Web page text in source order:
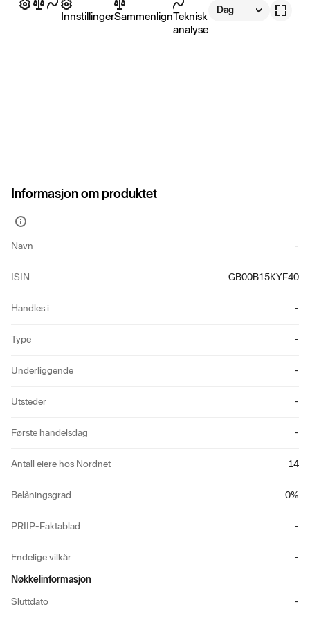
InnstillingerSammenlignTeknisk
analyse
Dag
Informasjon om produktet
Vis
informasjon
Navn -
ISIN GB00B15KYF40
Handles i -
Type -
Underliggende -
Utsteder -
Første handelsdag -
Antall eiere hos Nordnet 14
Belåningsgrad 0%
PRIIP-Faktablad -
Endelige vilkår
-
Nøkkelinformasjon
Sluttdato
-